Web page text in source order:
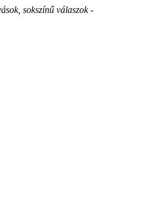
sokszínű válaszok -